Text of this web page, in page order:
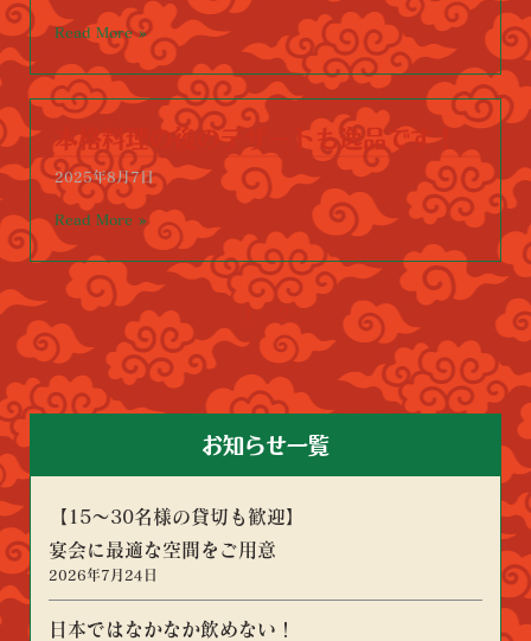
Read More »
本格料理の後のデザートも逸品です！
2025年8月7日
Read More »
1
お知らせ一覧
【15～30名様の貸切も歓迎】
宴会に最適な空間をご用意
2026年7月24日
日本ではなかなか飲めない！